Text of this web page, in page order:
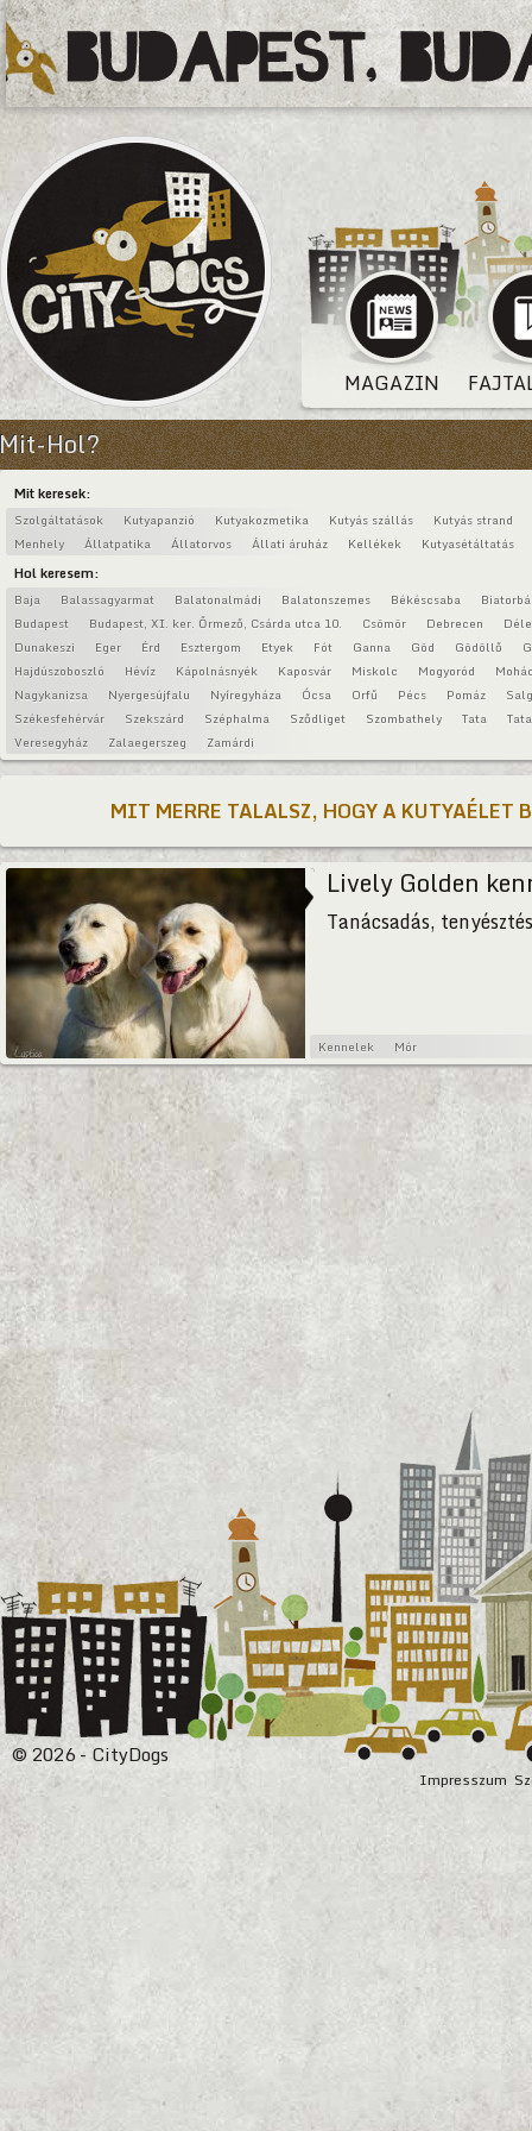
MAGAZIN
Mit-Hol?
Mit keresek:
Szolgáltatások Kutyapanzió Kutyakozmetika Kutyás szállás
Kutyás strand
Menhely
Állatpatika Állatorvos Állati áruház Kellékek Kutyasétáltatás
Hol keresem:
Baja Balassagyarmat Balatonalmádi Balatonszemes Békéscsaba
Budapest
Budapest, XI. ker. Őrmező, Csárda utca 10. Csömör Debrecen
Dunakeszi
Eger Érd Esztergom Etyek Fót Ganna Göd Gödöllő
Hajdúszoboszló
Hévíz Kápolnásnyék Kaposvár Miskolc Mogyoród
Nagykanizsa
Nyergesújfalu Nyíregyháza Ócsa Orfű Pécs Pomáz
Székesfehérvár
Szekszárd Széphalma Sződliget Szombathely Tata
Veresegyház
Zalaegerszeg Zamárdi
MIT MERRE TALALSZ, HOGY A KUTYAÉLET
Lively Golden
Tanácsadás,
Kennelek Mór
Impresszum
© 2026 - CityDogs